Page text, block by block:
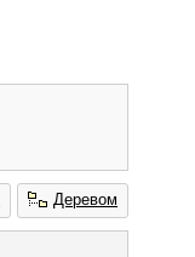
Деревом